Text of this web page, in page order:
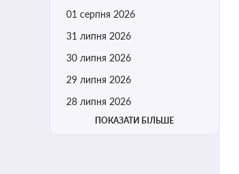
01 серпня 2026
31 липня 2026
30 липня 2026
29 липня 2026
28 липня 2026
ПОКАЗАТИ БІЛЬШЕ